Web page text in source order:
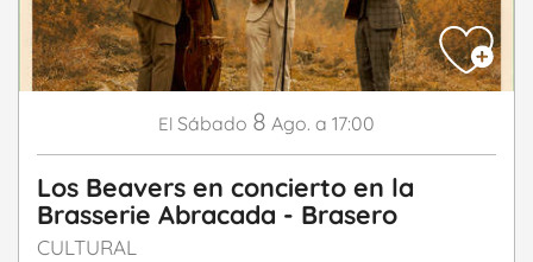
El Sábado 8 Ago. a 17:00
Los Beavers en concierto en la
Brasserie Abracada - Brasero
CULTURAL